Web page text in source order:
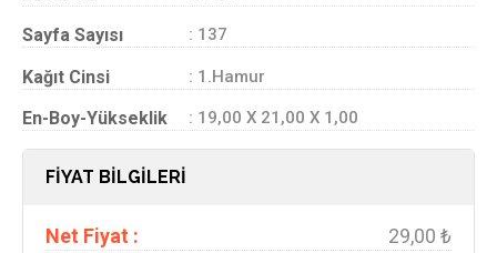
Sayfa Sayısı : 137
Kağıt Cinsi : 1.Hamur
En-Boy-Yükseklik : 19,00 X 21,00 X 1,00
FİYAT BİLGİLERİ
Net Fiyat :
29,00 ₺